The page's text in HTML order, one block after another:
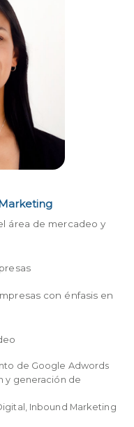
área de mercadeo y
con énfasis en
de Google Adwords
y generación de
Inbound Marketing